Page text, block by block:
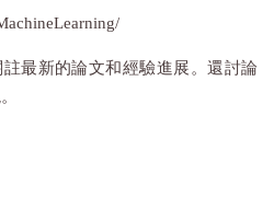
最新的論文和經驗進展。還討論